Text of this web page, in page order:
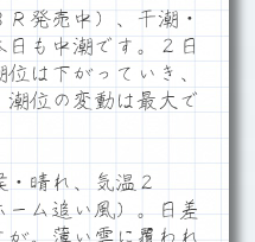
発売中）、干潮・
日も中潮です。２日
は下がっていき、
潮位の変動は最大で
晴れ、気温２
ム追い風）。日差
が。薄い雲に覆われ